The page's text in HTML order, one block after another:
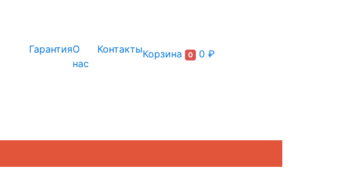
ГарантияО
нас
КонтактыКорзина 0 0 ₽